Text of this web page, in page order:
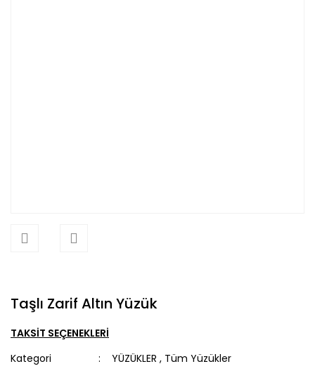
Taşlı Zarif Altın Yüzük
TAKSİT SEÇENEKLERİ
Kategori
YÜZÜKLER , Tüm Yüzükler